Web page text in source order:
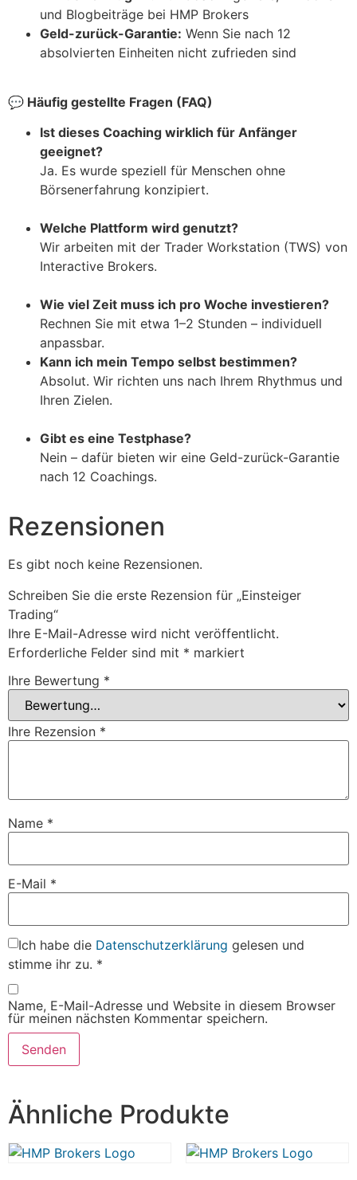
und Blogbeiträge bei HMP Brokers
Geld-zurück-Garantie: Wenn Sie nach 12
absolvierten Einheiten nicht zufrieden sind
💬 Häufig gestellte Fragen (FAQ)
Ist dieses Coaching wirklich für Anfänger
geeignet?
Ja. Es wurde speziell für Menschen ohne
Börsenerfahrung konzipiert.
Welche Plattform wird genutzt?
Wir arbeiten mit der Trader Workstation (TWS) von
Interactive Brokers.
Wie viel Zeit muss ich pro Woche investieren?
Rechnen Sie mit etwa 1–2 Stunden – individuell
anpassbar.
Kann ich mein Tempo selbst bestimmen?
Absolut. Wir richten uns nach Ihrem Rhythmus und
Ihren Zielen.
Gibt es eine Testphase?
Nein – dafür bieten wir eine Geld-zurück-Garantie
nach 12 Coachings.
Rezensionen
Es gibt noch keine Rezensionen.
Schreiben Sie die erste Rezension für „Einsteiger
Trading“
Ihre E-Mail-Adresse wird nicht veröffentlicht.
Erforderliche Felder sind mit * markiert
Ihre Bewertung *
Ihre Rezension *
Name *
E-Mail *
Ich habe die Datenschutzerklärung gelesen und
stimme ihr zu. *
Name, E-Mail-Adresse und Website in diesem Browser
für meinen nächsten Kommentar speichern.
Ähnliche Produkte